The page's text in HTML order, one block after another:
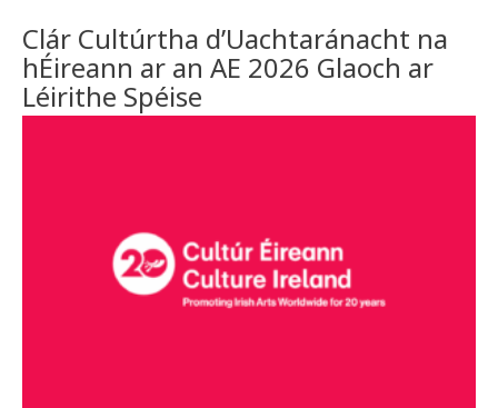
Clár Cultúrtha d’Uachtaránacht na
hÉireann ar an AE 2026 Glaoch ar
Léirithe Spéise